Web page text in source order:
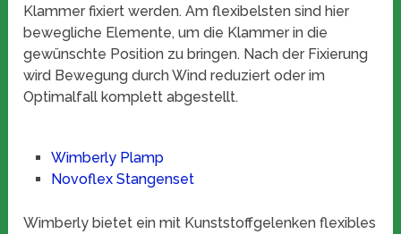
Klammer fixiert werden. Am flexibelsten sind hier
bewegliche Elemente, um die Klammer in die
gewünschte Position zu bringen. Nach der Fixierung
wird Bewegung durch Wind reduziert oder im
Optimalfall komplett abgestellt.
Wimberly Plamp
Novoflex Stangenset
Wimberly bietet ein mit Kunststoffgelenken flexibles